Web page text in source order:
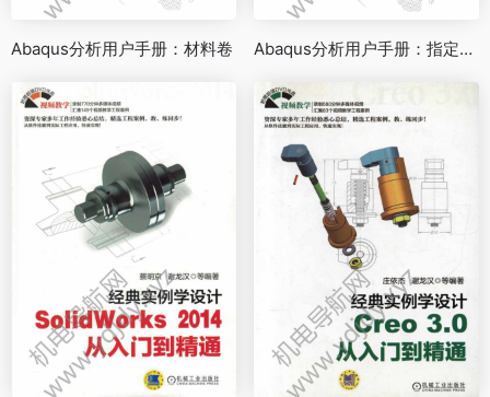
Abaqus分析用户手册：材料卷 Abaqus分析用户手册：指定条件、约束与相互作用卷